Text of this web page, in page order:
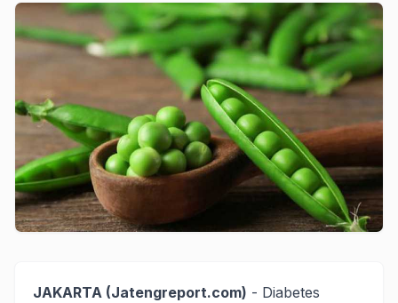
JAKARTA (Jatengreport.com) - Diabetes